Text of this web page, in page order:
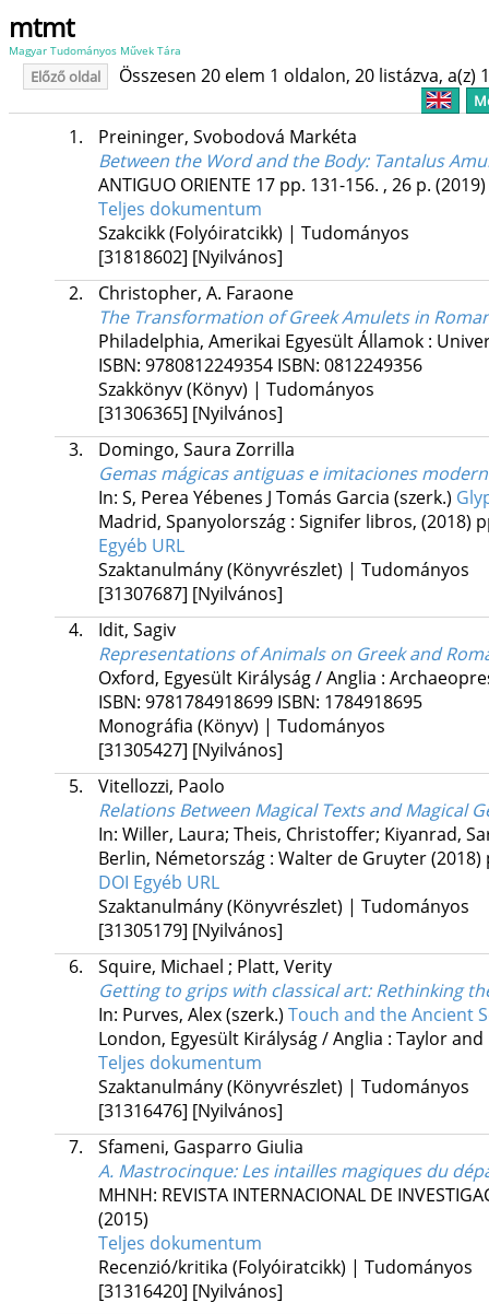
mtmt
Magyar Tudományos Művek Tára
Előző oldal Összesen 20 elem 1 oldalon, 20 listázva, a(z)
1.
Preininger, Svobodová Markéta
Between the Word and the Body: Tantalus
ANTIGUO ORIENTE 17 pp. 131-156. , 26 p. (2019)
Teljes dokumentum
Szakcikk (Folyóiratcikk) | Tudományos
[31818602] [Nyilvános]
2.
Christopher, A. Faraone
The Transformation of Greek Amulets in
Philadelphia, Amerikai Egyesült Államok :
ISBN: 9780812249354 ISBN: 0812249356
Szakkönyv (Könyv) | Tudományos
[31306365] [Nyilvános]
3.
Domingo, Saura Zorrilla
Gemas mágicas antiguas e imitaciones
In: S, Perea Yébenes J Tomás Garcia (szerk.)
Madrid, Spanyolország : Signifer libros, (2018)
Egyéb URL
Szaktanulmány (Könyvrészlet) | Tudományos
[31307687] [Nyilvános]
4.
Idit, Sagiv
Representations of Animals on Greek and
Oxford, Egyesült Királyság / Anglia :
ISBN: 9781784918699 ISBN: 1784918695
Monográfia (Könyv) | Tudományos
[31305427] [Nyilvános]
5.
Vitellozzi, Paolo
Relations Between Magical Texts and Magical
In: Willer, Laura; Theis, Christoffer; Kiyanrad,
Berlin, Németország : Walter de Gruyter(2018)
DOI Egyéb URL
Szaktanulmány (Könyvrészlet) | Tudományos
[31305179] [Nyilvános]
6.
Squire, Michael ; Platt, Verity
Getting to grips with classical art: Rethinking
In: Purves, Alex (szerk.) Touch and the Ancient
London, Egyesült Királyság / Anglia : Taylor and
Teljes dokumentum
Szaktanulmány (Könyvrészlet) | Tudományos
[31316476] [Nyilvános]
7.
Sfameni, Gasparro Giulia
A. Mastrocinque: Les intailles magiques du
MHNH: REVISTA INTERNACIONAL DE
(2015)
Teljes dokumentum
Recenzió/kritika (Folyóiratcikk) | Tudományos
[31316420] [Nyilvános]